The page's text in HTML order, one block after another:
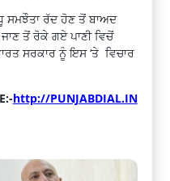
ਸਮਝੌਤਾ ਰੱਦ ਹੋਣ ਤੋਂ ਬਾਅਦ
ਤੋਂ ਰੋਕੇ ਗਏ ਪਾਣੀ ਵਿਚੋਂ
ਸਰਕਾਰ ਨੂੰ ਇਸ ‘ਤੇ ਵਿਚਾਰ
http://PUNJABDIAL.IN